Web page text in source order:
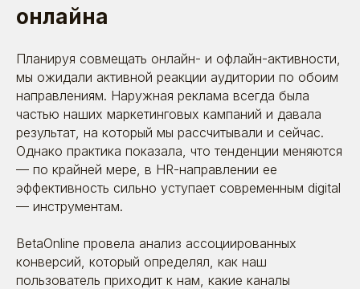
онлайна
Планируя совмещать онлайн- и офлайн-активности,
мы ожидали активной реакции аудитории по обоим
направлениям. Наружная реклама всегда была
частью наших маркетинговых кампаний и давала
результат, на который мы рассчитывали и сейчас.
Однако практика показала, что тенденции меняются
— по крайней мере, в HR-направлении ее
эффективность сильно уступает современным digital
— инструментам.
BetaOnline провела анализ ассоциированных
конверсий, который определял, как наш
пользователь приходит к нам, какие каналы